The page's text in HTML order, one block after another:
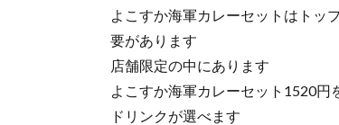
よこすか海軍カレーセットはトッ
要があります
店舗限定の中にあります
よこすか海軍カレーセット1520円
ドリンクが選べます